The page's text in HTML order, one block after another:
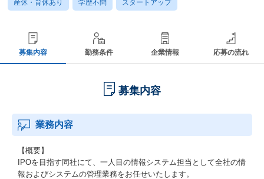
産休・育休あり 学歴不問 スタートアップ
募集内容 勤務条件 企業情報 応募の流れ
募集内容
業務内容
【概要】
IPOを目指す同社にて、一人目の情報システム担当として全社の情
報およびシステムの管理業務をお任せいたします。